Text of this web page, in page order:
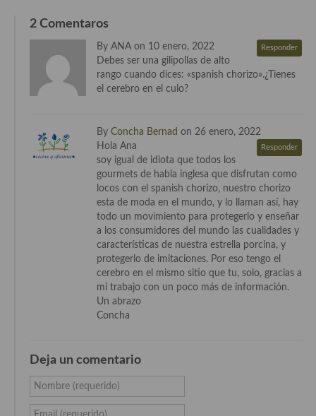
2 Comentaros
By ANA on 10 enero, 2022 Responder
Debes ser una gilipollas de alto
rango cuando dices: «spanish chorizo».¿Tienes
el cerebro en el culo?
By Concha Bernad on 26 enero, 2022
Responder
Hola Ana
soy igual de idiota que todos los
gourmets de habla inglesa que disfrutan como
locos con el spanish chorizo, nuestro chorizo
esta de moda en el mundo, y lo llaman así, hay
todo un movimiento para protegerlo y enseñar
a los consumidores del mundo las cualidades y
características de nuestra estrella porcina, y
protegerlo de imitaciones. Por eso tengo el
cerebro en el mismo sitio que tu, solo, gracias a
mi trabajo con un poco más de información.
Un abrazo
Concha
Deja un comentario
Nombre (requerido)